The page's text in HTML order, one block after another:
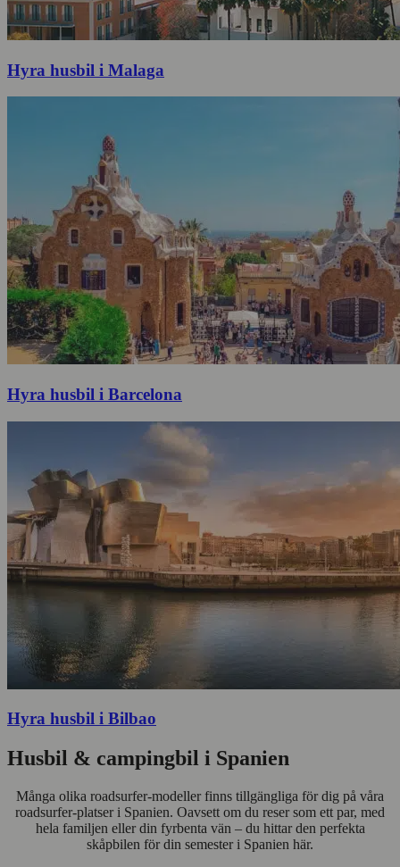
Hyra husbil i Malaga
Hyra husbil i Barcelona
Hyra husbil i Bilbao
Husbil & campingbil i Spanien
Många olika roadsurfer-modeller finns tillgängliga för dig på våra
roadsurfer-platser i Spanien. Oavsett om du reser som ett par, med
hela familjen eller din fyrbenta vän – du hittar den perfekta
skåpbilen för din semester i Spanien här.